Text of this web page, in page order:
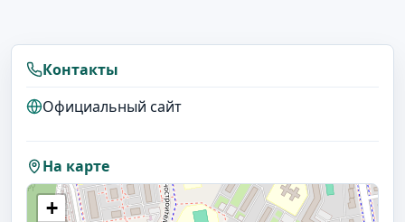
Контакты
Официальный сайт
На карте
+